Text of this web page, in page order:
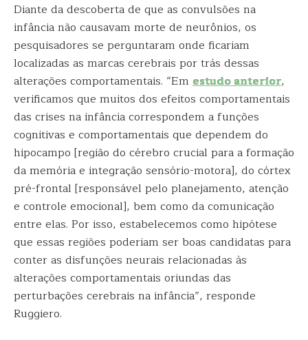
Diante da descoberta de que as convulsões na
infância não causavam morte de neurônios, os
pesquisadores se perguntaram onde ficariam
localizadas as marcas cerebrais por trás dessas
alterações comportamentais. “Em estudo anterior,
verificamos que muitos dos efeitos comportamentais
das crises na infância correspondem a funções
cognitivas e comportamentais que dependem do
hipocampo [região do cérebro crucial para a formação
da memória e integração sensório-motora], do córtex
pré-frontal [responsável pelo planejamento, atenção
e controle emocional], bem como da comunicação
entre elas. Por isso, estabelecemos como hipótese
que essas regiões poderiam ser boas candidatas para
conter as disfunções neurais relacionadas às
alterações comportamentais oriundas das
perturbações cerebrais na infância”, responde
Ruggiero.